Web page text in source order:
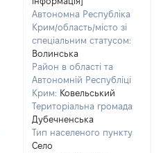
Автономна Республіка
Крим/область/місто зі
спеціальним статусом:
Волинська
Район в області та
Автономній Республіці
Крим: Ковельський
Територіальна громада:
Дубечненська
Тип населеного пункту:
Село